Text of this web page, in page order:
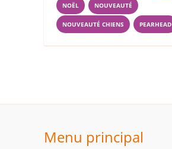
NOËL NOUVEAUTÉ
NOUVEAUTÉ CHIENS PEARHEAD
Menu principal